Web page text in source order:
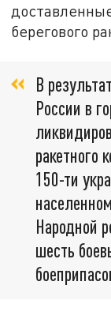
берегового
В
России в
ракетного
150-ти
Народной
шесть